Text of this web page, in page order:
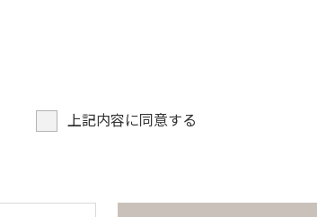
上記内容に同意する